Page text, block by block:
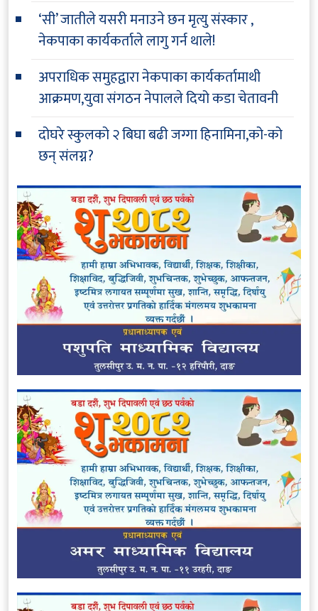
‘सी’ जातीले यसरी मनाउने छन मृत्यु संस्कार ,
नेकपाका कार्यकर्ताले लागु गर्न थाले!
अपराधिक समुहद्वारा नेकपाका कार्यकर्तामाथी
आक्रमण,युवा संगठन नेपालले दियो कडा चेतावनी
दोघरे स्कुलको २ बिघा बढी जग्गा हिनामिना,को-को
छन् संलग्न?